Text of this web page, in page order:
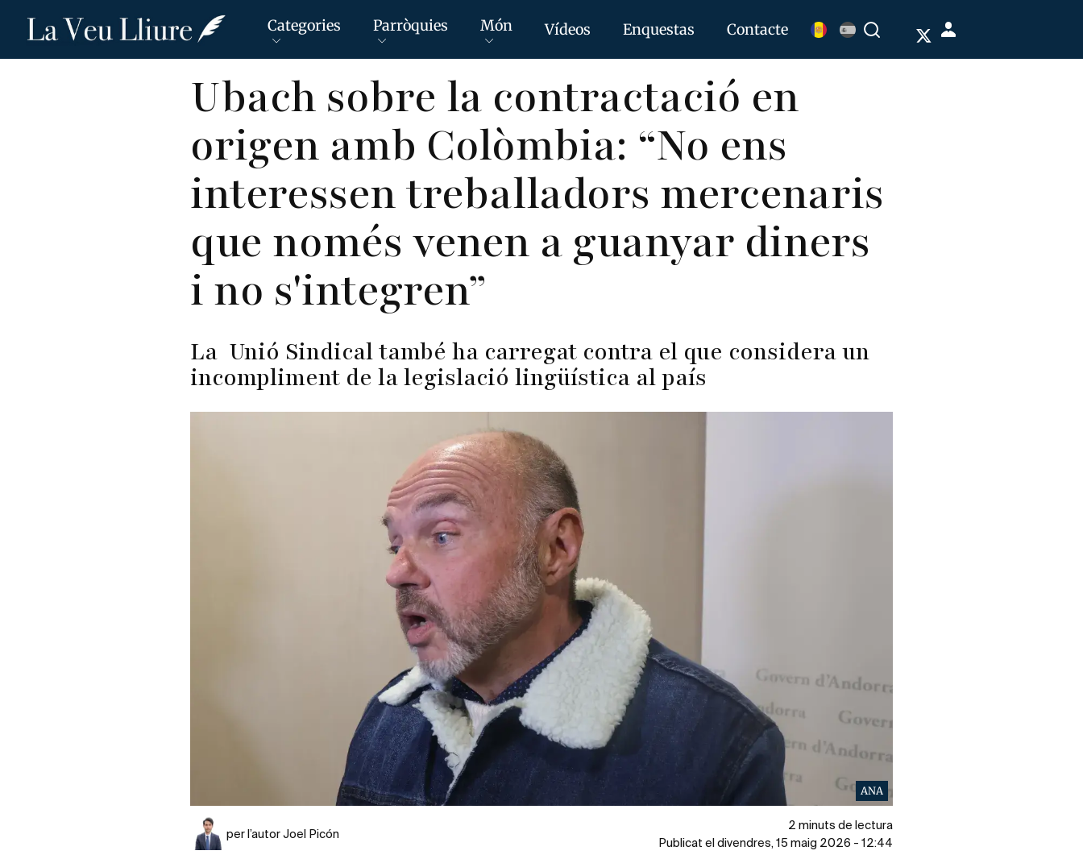
Vés
Categories Parròquies Món Vídeos Enquestas Contacte Buscar Menú
de
Ubach sobre la contractació en
origen amb Colòmbia: “No ens
interessen treballadors mercenaris
que només venen a guanyar diners
i no s'integren”
La Unió Sindicaltambé ha carregat contra el que considera un
incompliment de la legislació lingüística al país
ANA
per l’autor Joel Picón
2 minuts de lectura
Publicat el divendres, 15 maig 2026 - 12:44